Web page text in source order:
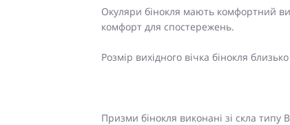
Окуляри бінокля мають комфортний
комфорт для спостережень.
Розмір вихідного вічка бінокля
Призми бінокля виконані зі скла